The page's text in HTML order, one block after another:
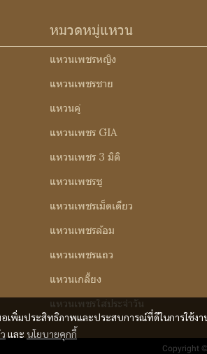
อเพิ่มประสิทธิภาพและประสบการณ์ที่ดีในการใช้ง
และ นโยบายคุกกี้
หมวดหมู่แหวน
แหวนเพชรหญิง
แหวนเพชรชาย
แหวนคู่
แหวนเพชร GIA
แหวนเพชร 3 มิติ
แหวนเพชรชู
แหวนเพชรเม็ดเดียว
แหวนเพชรล้อม
แหวนเพชรแถว
แหวนเกลี้ยง
แหวนเพชรใส่ประจำวัน
Copyright